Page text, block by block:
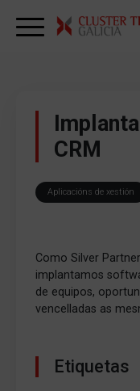
CRM
Aplicacións de xestión
Como Silver
implantamos
de equipos,
vencelladas as
Etiquetas